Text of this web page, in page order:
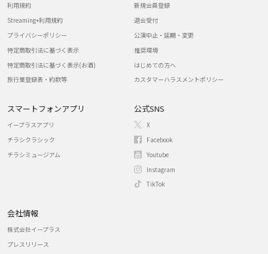
利用規約
Streaming+利用規約
プライバシーポリシー
特定商取引法に基づく表示
特定商取引法に基づく表示(お酒)
旅行業登録表・約款等
新規会員登録
退会受付
公演中止・延期・変更
推奨環境
はじめての方へ
カスタマーハラスメントポリシー
スマートフォンアプリ
イープラスアプリ
チラシクラシック
チラシミュージアム
公式SNS
X
Facebook
Youtube
Instagram
TikTok
会社情報
株式会社イープラス
プレスリリース